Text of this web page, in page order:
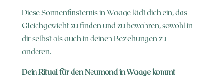
Diese Sonnenfinsternis in Waage lädt dich ein, das
Gleichgewicht zu finden und zu bewahren, sowohl in
dir selbst als auch in deinen Beziehungen zu
anderen.
Dein Ritual für den Neumond in Waage kommt